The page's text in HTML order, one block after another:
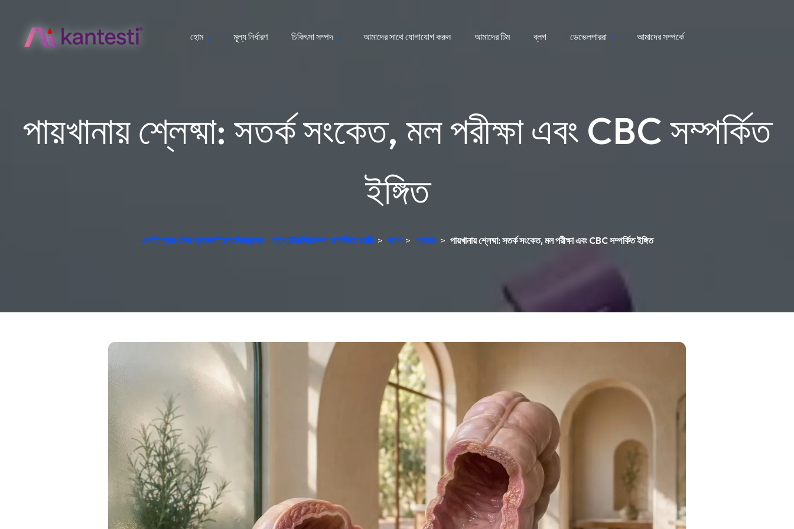
হোম মূল্য নির্ধারণ চিকিৎসা সম্পদ আমাদের সাথে যোগাযোগ করুন আমাদের টিম ব্লগ ডেভেলপাররা আমাদের সম্পর্কে
পায়খানায় শ্লেষ্মা: সতর্ক সংকেত, মল পরীক্ষা এবং CBC সম্পর্কিত
ইঙ্গিত
এআই ব্লাড টেস্ট অ্যানালাইজার বিনামূল্যে - ল্যাব ইন্টারপ্রিটেশন, জার্মানিতে তৈরি > ব্লগ > প্রবন্ধ > পায়খানায় শ্লেষ্মা: সতর্ক সংকেত, মল পরীক্ষা এবং CBC সম্পর্কিত ইঙ্গিত